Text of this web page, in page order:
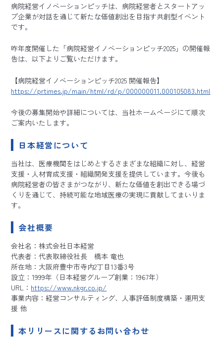
病院経営イノベーションピッチは、病院経営者とスタートアッ
プ企業が対話を通じて新たな価値創出を目指す共創型イベント
です。
昨年度開催した「病院経営イノベーションピッチ2025」の開催報
告は、以下よりご覧いただけます。
【病院経営イノベーションピッチ2025 開催報告】
https://prtimes.jp/main/html/rd/p/000000011.000105083.html
今後の募集開始や詳細については、当社ホームページにて順次
ご案内いたします。
日本経営について
当社は、医療機関をはじめとするさまざまな組織に対し、経営
支援・人材育成支援・組織開発支援を提供しています。今後も
病院経営者の皆さまがつながり、新たな価値を創出できる場づ
くりを通じて、持続可能な地域医療の実現に貢献してまいりま
す。
会社概要
会社名：株式会社日本経営
代表者：代表取締役社長 橋本 竜也
所在地：大阪府豊中市寺内2丁目13番3号
設立：1999年（日本経営グループ創業：1967年）
URL： https://www.nkgr.co.jp/
事業内容：経営コンサルティング、人事評価制度構築・運用支
援 他
本リリースに関するお問い合わせ